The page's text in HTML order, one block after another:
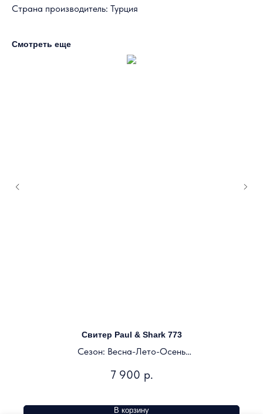
Страна производитель: Турция
Смотреть еще
Свитер Paul & Shark 773
Сезон: Весна-Лето-Осень
7 900 р.
В корзину